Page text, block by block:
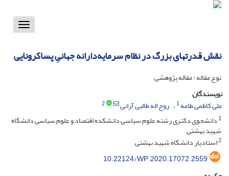
Toggle
نقش قدرتهای بزرگ در نظام سرمایه‌دارانه جهانیِ پساکرونایی
نوع مقاله : مقاله پژوهشی
نویسندگان
علی کاظمی طامه1 روح اله طالبی آرانی
2
1دانشجوی دکتری رشته علوم سیاسی دانشکده اقتصاد و علوم سیاسی دانشگاه
شهید بهشتی
2استادیار دانشگاه شهید بهشتی
10.22124/WP.2020.17072.2559